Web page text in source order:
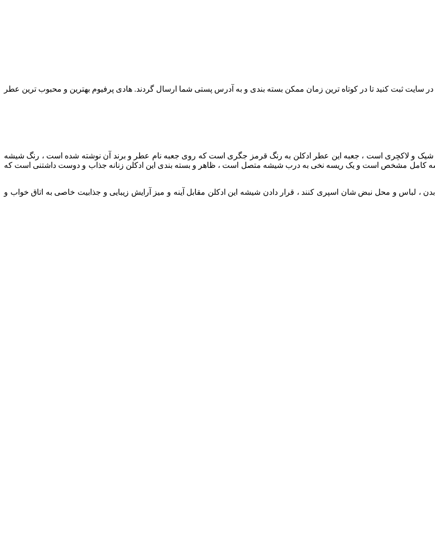
ثبت کنید تا در کوتاه ترین زمان ممکن بسته بندی و به آدرس پستی شما ارسال گردند. هادی پرفیوم بهترین و محبوب ترین عطر
شیک و لاکچری است ، جعبه این عطر ادکلن به رنگ قرمز جگری است که روی جعبه نام عطر و برند آن نوشته شده است ، رنگ شیشه
کامل مشخص است و یک ریسه نخی به درب شیشه متصل است ، ظاهر و بسته بندی این ادکلن زنانه جذاب و دوست داشتنی است که
، لباس و محل نبض شان اسپری کنند ، قرار دادن شیشه این ادکلن مقابل آینه و میز آرایش زیبایی و جذابیت خاصی به اتاق خواب و